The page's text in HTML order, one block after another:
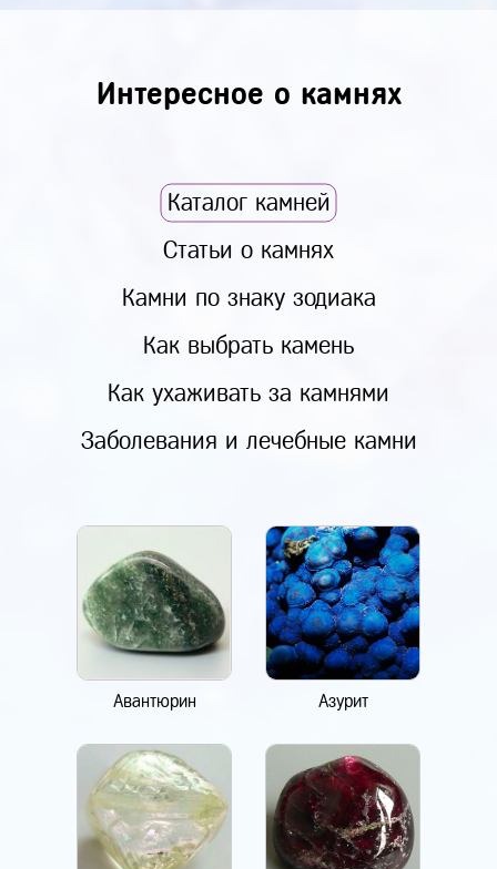
Интересное о камнях
Каталог камней
Статьи о камнях
Камни по знаку зодиака
Как выбрать камень
Как ухаживать за камнями
Заболевания и лечебные камни
Авантюрин Азурит